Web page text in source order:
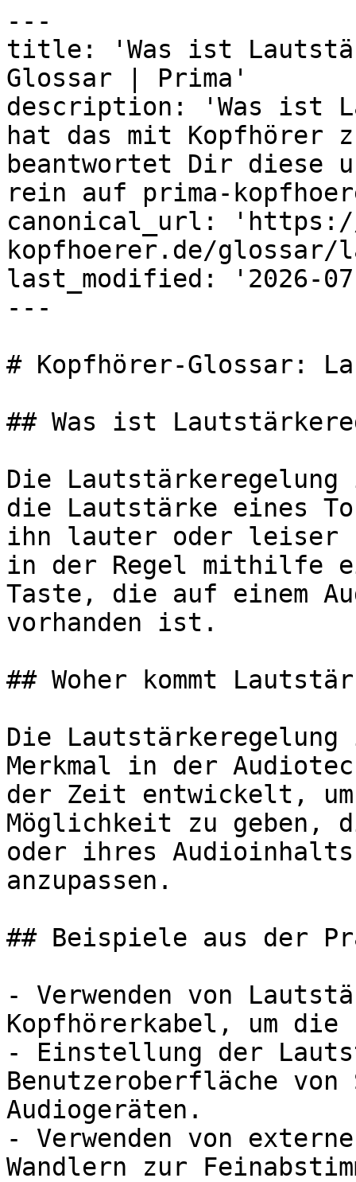
---
title: 'Was ist
Glossar | Prima'
description: 'Was ist
hat das mit Kopfhörer
beantwortet Dir diese
rein auf prima-
canonical_url: 'https://
kopfhoerer.de/glossar/
last_modified: '2026-
---
# Kopfhörer-Glossar:
## Was ist
Die
die Lautstärke eines
ihn lauter oder leiser
in der Regel mithilfe
Taste, die auf einem
vorhanden ist.
## Woher kommt
Die
Merkmal in der
der Zeit entwickelt, um
Möglichkeit zu geben,
oder ihres
anzupassen.
## Beispiele aus der
- Verwenden von
Kopfhörerkabel, um die
- Einstellung der
Benutzeroberfläche von
Audiogeräten.
- Verwenden von
Wandlern zur